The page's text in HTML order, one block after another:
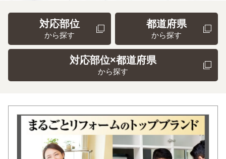
対応部位
から探す
都道府県
から探す
対応部位×都道府県
から探す